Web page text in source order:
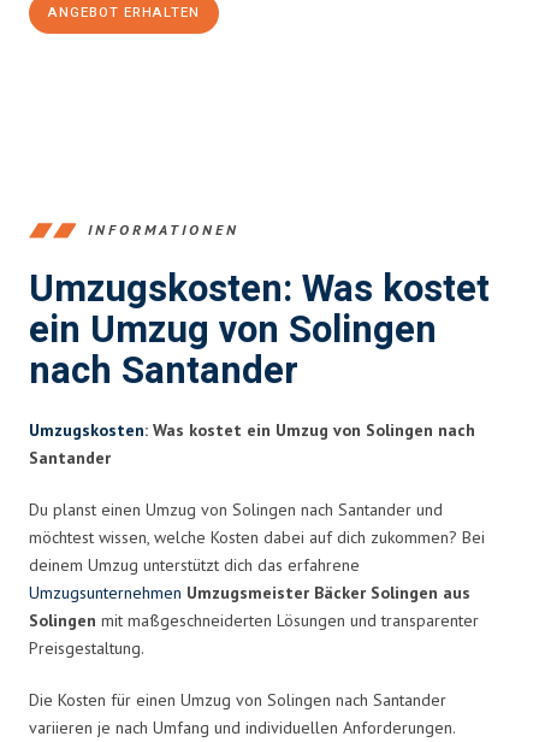
ANGEBOT ERHALTEN
INFORMATIONEN
Umzugskosten: Was kostet
ein Umzug von Solingen
nach Santander
Umzugskosten: Was kostet ein Umzug von Solingen nach
Santander
Du planst einen Umzug von Solingen nach Santander und
möchtest wissen, welche Kosten dabei auf dich zukommen? Bei
deinem Umzug unterstützt dich das erfahrene
Umzugsunternehmen Umzugsmeister Bäcker Solingen aus
Solingen mit maßgeschneiderten Lösungen und transparenter
Preisgestaltung.
Die Kosten für einen Umzug von Solingen nach Santander
variieren je nach Umfang und individuellen Anforderungen.